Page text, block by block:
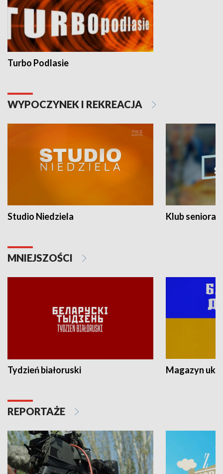
Turbo Podlasie
WYPOCZYNEK I REKREACJA
Studio Niedziela Klub seniora
MNIEJSZOŚCI
Tydzień białoruski Magazyn
REPORTAŻE